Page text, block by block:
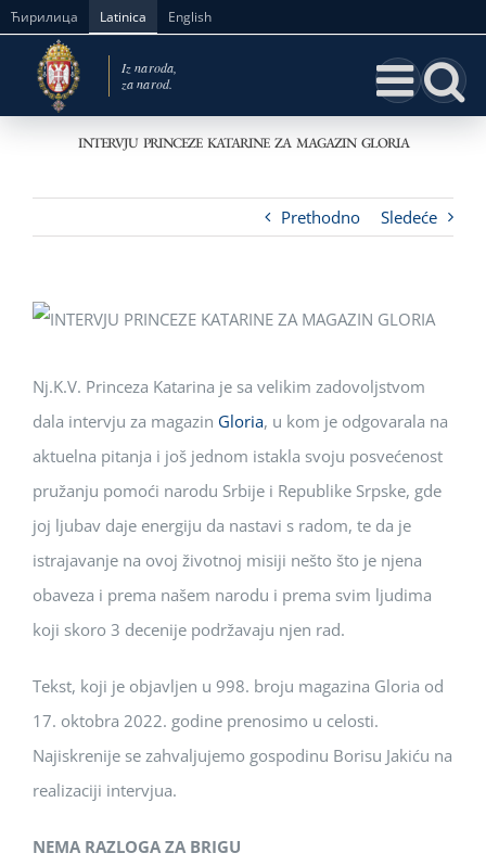
Skip
content
Ћирилица Latinica English
INTERVJU PRINCEZE KATARINE ZA MAGAZIN GLORIA
Prethodno Sledeće
Nj.K.V. Princeza Katarina je sa velikim zadovoljstvom
dala intervju za magazin Gloria, u kom je odgovarala na
aktuelna pitanja i još jednom istakla svoju posvećenost
pružanju pomoći narodu Srbije i Republike Srpske, gde
joj ljubav daje energiju da nastavi s radom, te da je
istrajavanje na ovoj životnoj misiji nešto što je njena
obaveza i prema našem narodu i prema svim ljudima
koji skoro 3 decenije podržavaju njen rad.
Tekst, koji je objavljen u 998. broju magazina Gloria od
17. oktobra 2022. godine prenosimo u celosti.
Najiskrenije se zahvaljujemo gospodinu Borisu Jakiću na
realizaciji intervjua.
NEMA RAZLOGA ZA BRIGU